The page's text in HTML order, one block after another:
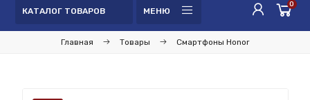
КАТАЛОГ ТОВАРОВ МЕНЮ
0
Главная Товары Смартфоны Honor